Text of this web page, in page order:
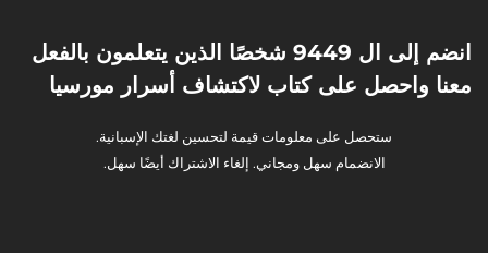
انضم إلى ال 9449 شخصًا الذين يتعلمون بالفعل
معنا واحصل على كتاب لاكتشاف أسرار مورسيا
ستحصل على معلومات قيمة لتحسين لغتك الإسبانية.
الانضمام سهل ومجاني. إلغاء الاشتراك أيضًا سهل.